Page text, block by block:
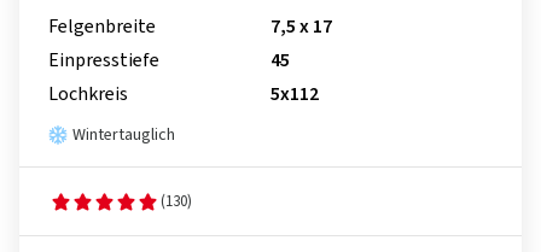
Felgenbreite
7,5 x 17
Einpresstiefe
45
Lochkreis
5x112
Wintertauglich
(130)